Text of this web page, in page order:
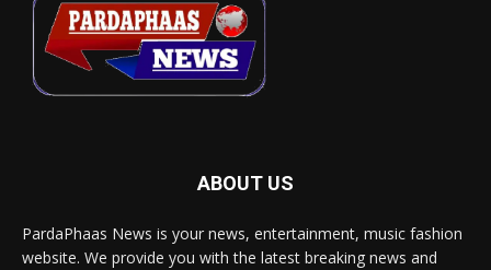
ABOUT US
PardaPhaas News is your news, entertainment, music fashion
website. We provide you with the latest breaking news and